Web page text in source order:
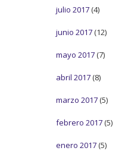
julio 2017 (4)
junio 2017 (12)
mayo 2017 (7)
abril 2017 (8)
marzo 2017 (5)
febrero 2017 (5)
enero 2017 (5)